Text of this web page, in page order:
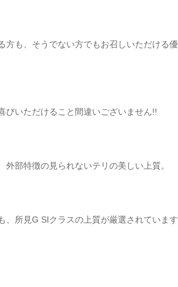
方も、そうでない方でもお召しいただける優
びいただけること間違いございません!!
外部特徴の見られないテリの美しい上質。
、所見G SIクラスの上質が厳選されています